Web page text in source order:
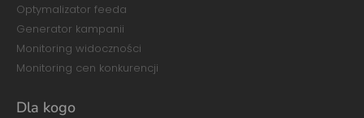
Optymalizator feeda
Generator kampanii
Monitoring widoczności
Monitoring cen konkurencji
Dla kogo